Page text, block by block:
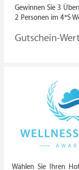
Gewinnen Sie 3
2 Personen im 4*S
Gutschein-
Wählen Sie Ihren